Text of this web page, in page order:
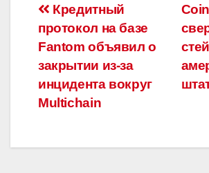
Навигация
по
записям
Кредитный
протокол на базе
Fantom объявил о
закрытии из-за
инцидента вокруг
Multichain